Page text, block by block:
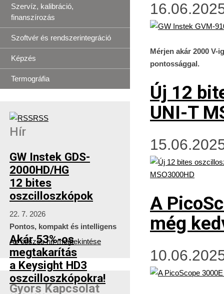
Mérjen akár 2000 V-
pontossággal.
Új 12
UNI-T
A
még
Szervíz, kalibráció,
finanszírozás
Szoftvér és rendszerintegráció
Képzés
Termográfia
RSS
Hír
GW Instek GDS-
2000HD/HG
12 bites
oszcilloszkópok
22. 7. 2026
Pontos, kompakt és intelligens
Akár 53%-os
megtakarítás
a Keysight HD3
oszcilloszkópokra!
Az összes hír megtekintése
Gyors Kapcsolat